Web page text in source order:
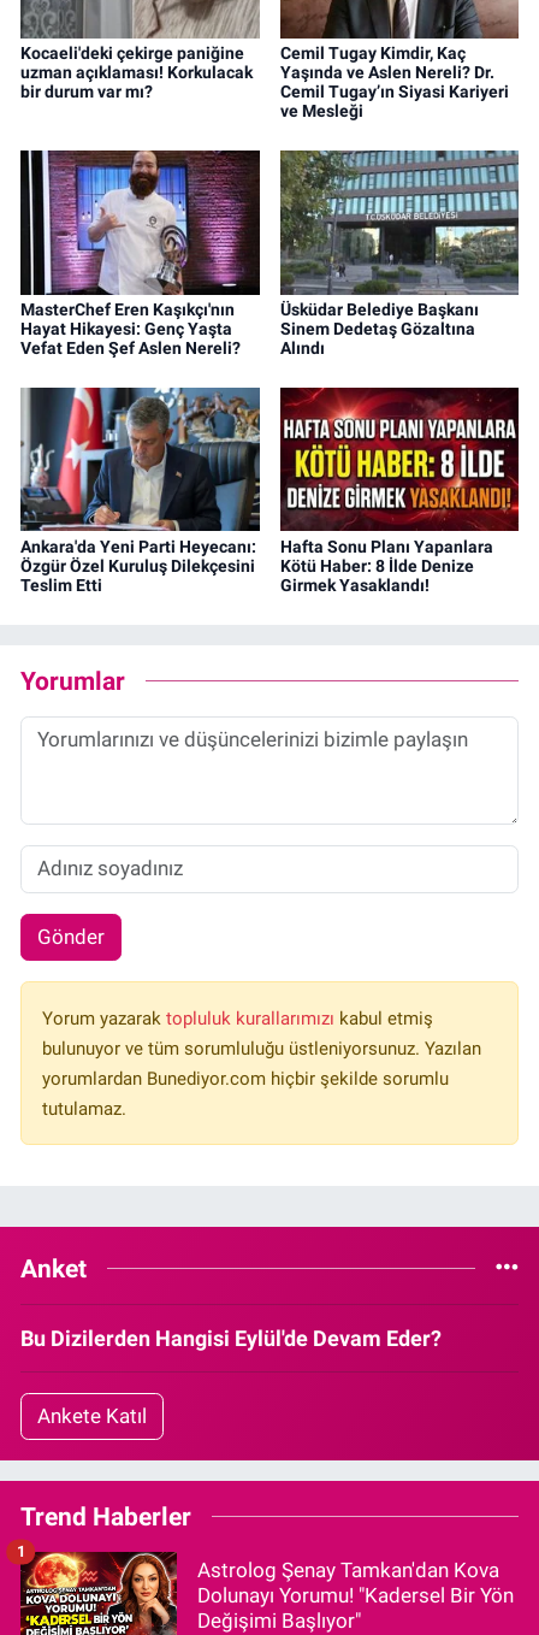
Kocaeli'deki çekirge paniğine
uzman açıklaması! Korkulacak
bir durum var mı?
Cemil Tugay Kimdir, Kaç
Yaşında ve Aslen Nereli? Dr.
Cemil Tugay’ın Siyasi Kariyeri
ve Mesleği
MasterChef Eren Kaşıkçı'nın
Hayat Hikayesi: Genç Yaşta
Vefat Eden Şef Aslen Nereli?
Üsküdar Belediye Başkanı
Sinem Dedetaş Gözaltına
Alındı
Ankara'da Yeni Parti Heyecanı:
Özgür Özel Kuruluş Dilekçesini
Teslim Etti
Hafta Sonu Planı Yapanlara
Kötü Haber: 8 İlde Denize
Girmek Yasaklandı!
Yorumlar
Gönder
Yorum yazarak topluluk kurallarımızı kabul etmiş
bulunuyor ve tüm sorumluluğu üstleniyorsunuz. Yazılan
yorumlardan Bunediyor.com hiçbir şekilde sorumlu
tutulamaz.
Anket
Bu Dizilerden Hangisi Eylül'de Devam Eder?
Ankete Katıl
Trend Haberler
Astrolog Şenay Tamkan'dan Kova
Dolunayı Yorumu! "Kadersel Bir Yön
Değişimi Başlıyor"
1